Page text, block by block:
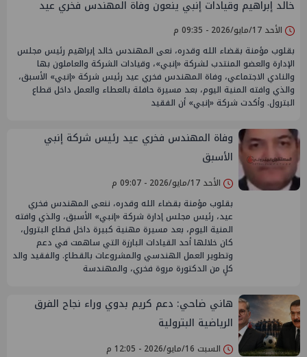
خالد إبراهيم وقيادات إنبي ينعون وفاة المهندس فخري عيد
الأحد 17/مايو/2026 - 09:35 م
بقلوب مؤمنة بقضاء الله وقدره، نعى المهندس خالد إبراهيم رئيس مجلس
الإدارة والعضو المنتدب لشركة «إنبي»، وقيادات الشركة والعاملون بها
والنادي الاجتماعي، وفاة المهندس فخري عيد رئيس شركة «إنبي» الأسبق،
والذي وافته المنية اليوم، بعد مسيرة حافلة بالعطاء والعمل داخل قطاع
البترول. وأكدت شركة «إنبي» أن الفقيد
وفاة المهندس فخري عيد رئيس شركة إنبي
الأسبق
الأحد 17/مايو/2026 - 09:07 م
بقلوب مؤمنة بقضاء الله وقدره، ننعى المهندس فخري
عيد، رئيس مجلس إدارة شركة «إنبي» الأسبق، والذي وافته
المنية اليوم، بعد مسيرة مهنية كبيرة داخل قطاع البترول،
كان خلالها أحد القيادات البارزة التي ساهمت في دعم
وتطوير العمل الهندسي والمشروعات بالقطاع. والفقيد والد
كلٍ من الدكتورة مروة فخري، والمهندسة
هاني ضاحي: دعم كريم بدوي وراء نجاح الفرق
الرياضية البترولية
السبت 16/مايو/2026 - 12:05 م